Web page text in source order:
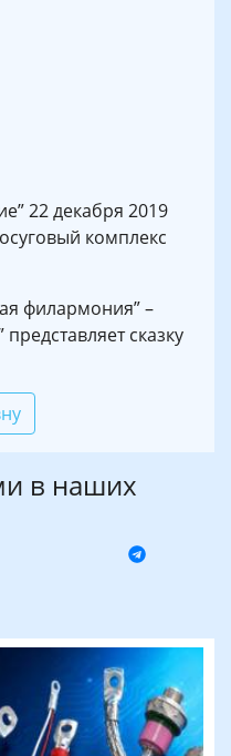
22 декабря 2019
комплекс
филармония” –
сказку
в наших